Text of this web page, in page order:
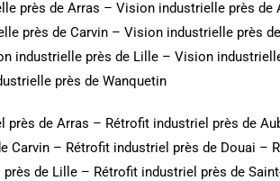
près de Arras – Vision industrielle près de
près de Carvin – Vision industrielle près
industrielle près de Lille – Vision
près de Wanquetin
près de Arras – Rétrofit industriel près de
Carvin – Rétrofit industriel près de Douai –
de Lille – Rétrofit industriel près de